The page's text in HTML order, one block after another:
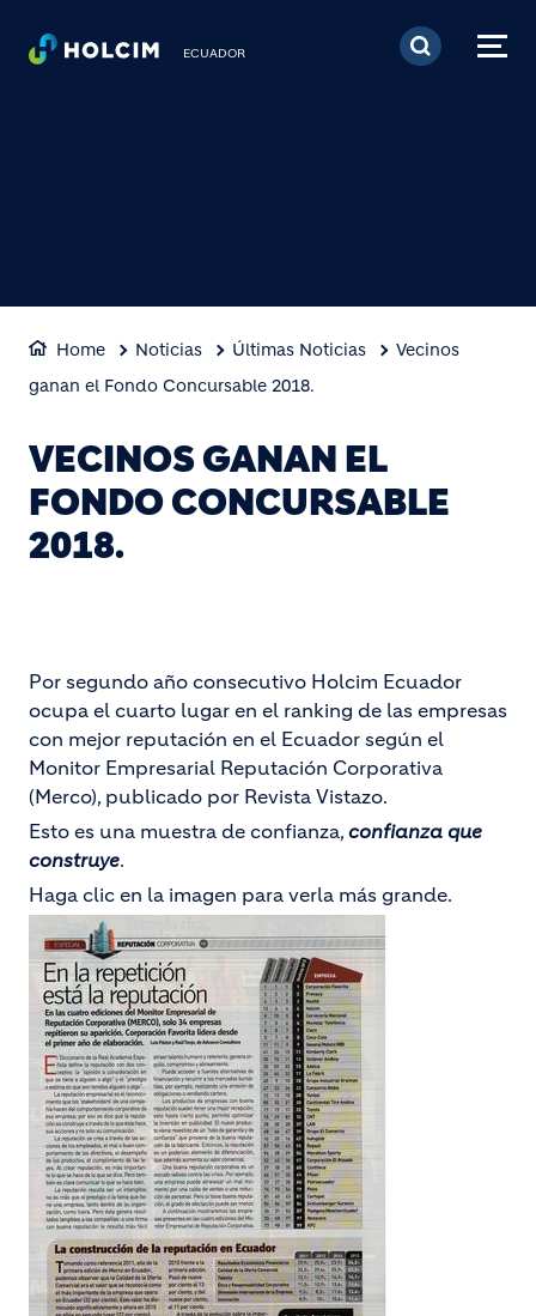
Pasar al contenido
ECUADOR
Home Noticias Últimas Noticias
Vecinos
ganan el Fondo Concursable 2018.
VECINOS GANAN EL
FONDO CONCURSABLE
2018.
Por segundo año consecutivo Holcim Ecuador
ocupa el cuarto lugar en el ranking de las empresas
con mejor reputación en el Ecuador según el
Monitor Empresarial Reputación Corporativa
(Merco), publicado por Revista Vistazo.
Esto es una muestra de confianza, confianza que
construye.
Haga clic en la imagen para verla más grande.